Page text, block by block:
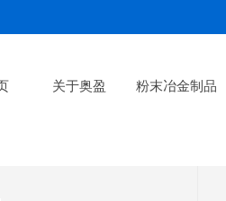
关于奥盈 粉末冶金制品